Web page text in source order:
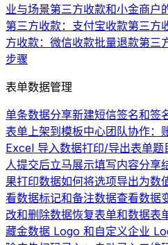
业与场景第三方收款和小金商户
第三方收款：支付宝收款第三方
方收款：微信收款批量退款第三
步骤
表单数据管理
单条数据分享新建短信签名和签
表单上架到模板中心团队协作：
Excel 导入数据打印/导出表单题
人提交后立马展示填写内容分享
果打印数据如何将选项导出为数
看数据标记和备注数据查看数据
改和删除数据恢复表单和数据表
藏金数据 Logo 和自定义企业